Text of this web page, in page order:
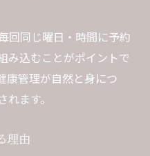
回同じ曜日・時間に予約
み込むことがポイントで
康管理が自然と身につ
ます。
理由